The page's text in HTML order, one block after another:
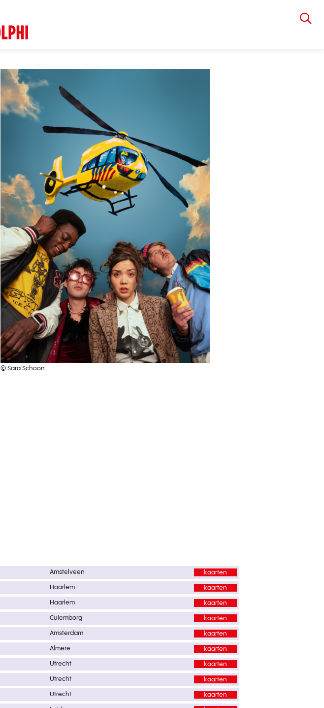
© Sara Schoon
Amstelveen kaarten
Haarlem kaarten
Haarlem kaarten
Culemborg kaarten
Amsterdam kaarten
Almere kaarten
Utrecht kaarten
Utrecht kaarten
Utrecht kaarten